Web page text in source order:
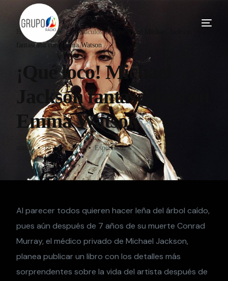
Home Blog Espectáculos
¡Qué loco! Michael Jackson
fantaseaba con Emma Watson
¡Qué loco! Michael
Jackson fantaseaba con
Emma Watson
admin 18 Julio, 2016 Espectáculos
Al parecer todos quieren hacer leña del árbol caído,
pues aún después de 7 años de su muerte Conrad
Murray, el médico privado de Michael Jackson,
planea publicar un libro con los detalles más
sorprendentes sobre la vida del artista después de